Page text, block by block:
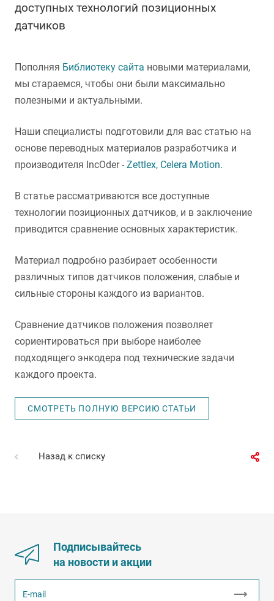
доступных технологий позиционных
датчиков
Пополняя Библиотеку сайта новыми материалами,
мы стараемся, чтобы они были максимально
полезными и актуальными.
Наши специалисты подготовили для вас статью на
основе переводных материалов разработчика и
производителя IncOder - Zettlex, Celera Motion.
В статье рассматриваются все доступные
технологии позиционных датчиков, и в заключение
приводится сравнение основных характеристик.
Материал подробно разбирает особенности
различных типов датчиков положения, слабые и
сильные стороны каждого из вариантов.
Сравнение датчиков положения позволяет
сориентироваться при выборе наиболее
подходящего энкодера под технические задачи
каждого проекта.
СМОТРЕТЬ ПОЛНУЮ ВЕРСИЮ СТАТЬИ
Назад к списку
Подписывайтесь
на новости и акции